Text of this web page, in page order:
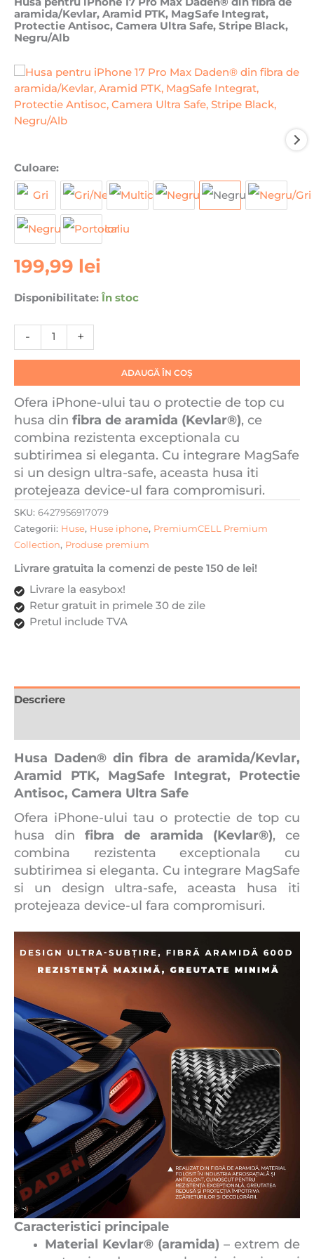
aramida/Kevlar, Aramid PTK, MagSafe Integrat,
Protectie Antisoc, Camera Ultra Safe, Stripe Black,
Negru/Alb
Culoare:
199,99 lei
Disponibilitate: În stoc
-
Cantitate
Husa
pentru
iPhone
17
Pro
Max
din
de
Aramid
Integrat,
Protectie
Antisoc,
Camera
Ultra
Safe,
Stripe
Black,
Negru/Alb
+
ADAUGĂ ÎN COȘ
Ofera iPhone-ului tau o protectie de top cu
husa din fibra de aramida (Kevlar®), ce
combina rezistenta exceptionala cu
subtirimea si eleganta. Cu integrare MagSafe
si un design ultra-safe, aceasta husa iti
protejeaza device-ul fara compromisuri.
SKU: 6427956917079
Categorii: Huse, Huse iphone, PremiumCELL Premium
Collection, Produse premium
Livrare gratuita la comenzi de peste 150 de lei!
Livrare la easybox!
Retur gratuit in primele 30 de zile
Pretul include TVA
Descriere
Husa Daden® din fibra de aramida/Kevlar,
Aramid PTK, MagSafe Integrat, Protectie
Antisoc, Camera Ultra Safe
Ofera iPhone-ului tau o protectie de top cu
husa din fibra de aramida (Kevlar®), ce
combina rezistenta exceptionala cu
subtirimea si eleganta. Cu integrare MagSafe
si un design ultra-safe, aceasta husa iti
protejeaza device-ul fara compromisuri.
Caracteristici principale
Material Kevlar® (aramida) – extrem de